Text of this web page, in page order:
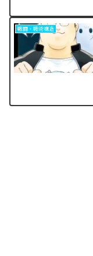
戦闘・戦術構造